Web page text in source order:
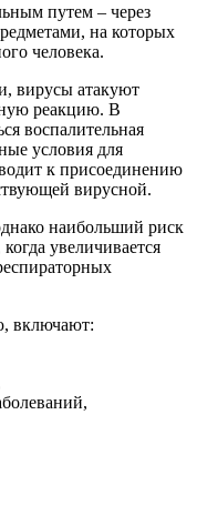
путем – через
на которых
человека.
вирусы атакуют
реакцию. В
воспалительная
условия для
к присоединению
вирусной.
наибольший риск
увеличивается
включают: